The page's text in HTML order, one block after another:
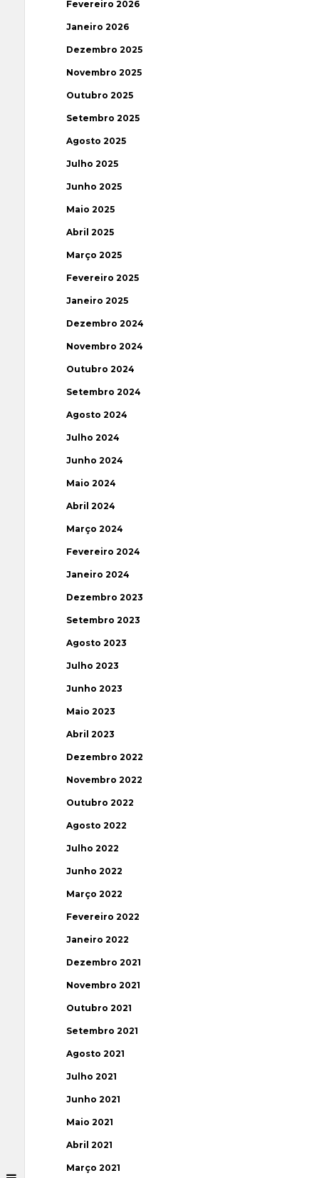
Fevereiro 2026
Janeiro 2026
Dezembro 2025
Novembro 2025
Outubro 2025
Setembro 2025
Agosto 2025
Julho 2025
Junho 2025
Maio 2025
Abril 2025
Março 2025
Fevereiro 2025
Janeiro 2025
Dezembro 2024
Novembro 2024
Outubro 2024
Setembro 2024
Agosto 2024
Julho 2024
Junho 2024
Maio 2024
Abril 2024
Março 2024
Fevereiro 2024
Janeiro 2024
Dezembro 2023
Setembro 2023
Agosto 2023
Julho 2023
Junho 2023
Maio 2023
Abril 2023
Dezembro 2022
Novembro 2022
Outubro 2022
Agosto 2022
Julho 2022
Junho 2022
Março 2022
Fevereiro 2022
Janeiro 2022
Dezembro 2021
Novembro 2021
Outubro 2021
Setembro 2021
Agosto 2021
Julho 2021
Junho 2021
Maio 2021
Abril 2021
Março 2021